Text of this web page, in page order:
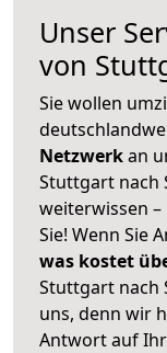
Unser
von
Sie wollen
Netzwerkan
Stuttgart nach
weiterwissen
Sie! Wenn Sie
was kostet
Stuttgart nach
uns, denn wir
Antwort auf